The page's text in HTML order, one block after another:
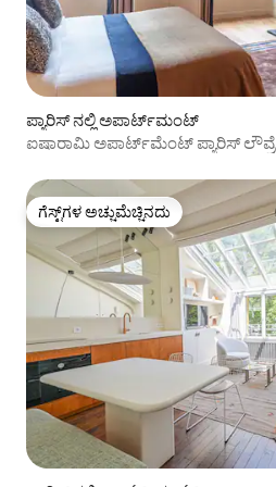
ಪ್ಯಾರಿಸ್ ನಲ್ಲಿ ಅಪಾರ್ಟ್‌ಮಂಟ್
ಐಷಾರಾಮಿ ಅಪಾರ್ಟ್‌ಮೆಂಟ್ ಪ್ಯಾರಿಸ್ ಲೌವ್ರೆ
ಗೆಸ್ಟ್‌ಗಳ ಅಚ್ಚುಮೆಚ್ಚಿನದು
ಗೆಸ್ಟ್‌ಗಳ ಅಚ್ಚುಮೆಚ್ಚಿನದು